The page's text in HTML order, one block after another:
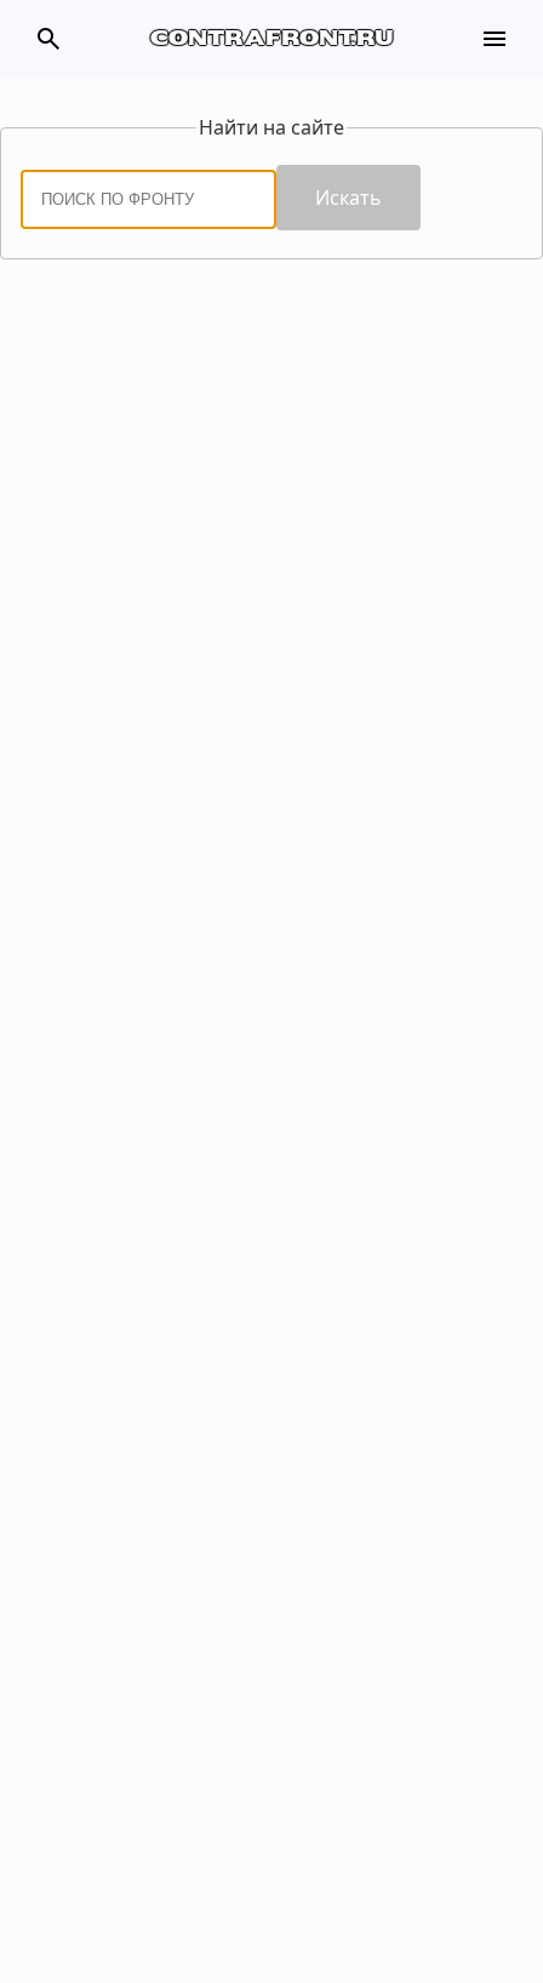
search contrafront.ru menu
Найти на сайте
Искать